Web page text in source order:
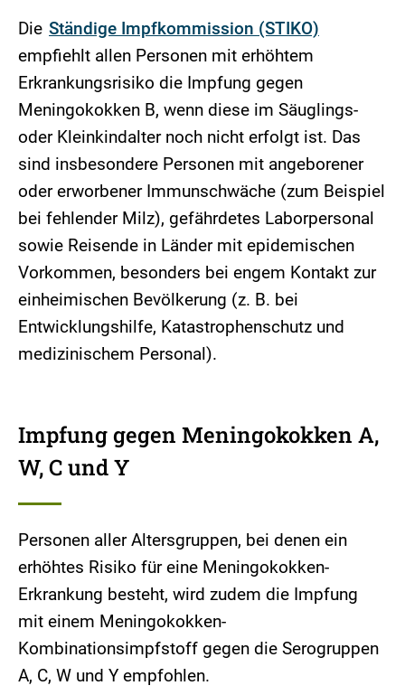
Die Ständige Impfkommission (STIKO)
empfiehlt allen Personen mit erhöhtem
Erkrankungsrisiko die Impfung gegen
Meningokokken B, wenn diese im Säuglings-
oder Kleinkindalter noch nicht erfolgt ist. Das
sind insbesondere Personen mit angeborener
oder erworbener Immunschwäche (zum Beispiel
bei fehlender Milz), gefährdetes Laborpersonal
sowie Reisende in Länder mit epidemischen
Vorkommen, besonders bei engem Kontakt zur
einheimischen Bevölkerung (z. B. bei
Entwicklungshilfe, Katastrophenschutz und
medizinischem Personal).
Impfung gegen Meningokokken A,
W, C und Y
Personen aller Altersgruppen, bei denen ein
erhöhtes Risiko für eine Meningokokken-
Erkrankung besteht, wird zudem die Impfung
mit einem Meningokokken-
Kombinationsimpfstoff gegen die Serogruppen
A, C, W und Y empfohlen.